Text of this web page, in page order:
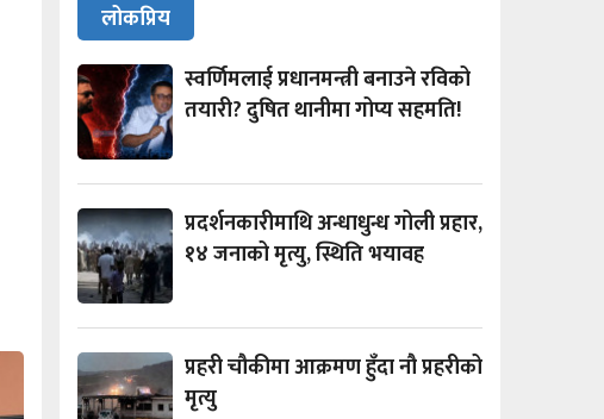
लोकप्रिय
स्वर्णिमलाई प्रधानमन्त्री बनाउने रविको
तयारी? दुषित थानीमा गोप्य सहमति!
प्रदर्शनकारीमाथि अन्धाधुन्ध गोली प्रहार,
१४ जनाको मृत्यु, स्थिति भयावह
प्रहरी चौकीमा आक्रमण हुँदा नौ प्रहरीको
मृत्यु